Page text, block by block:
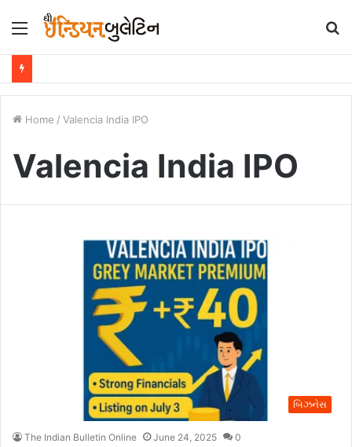
Menu
Home / Valencia India IPO
Valencia India IPO
બિઝનેસ
The Indian Bulletin Online June 24, 2025 0